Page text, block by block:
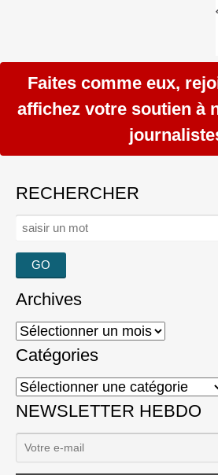
Faites comme eux,
affichez votre soutien à
RECHERCHER
Rechercher :
Archives
Archives
Catégories
Catégories
NEWSLETTER HEBDO